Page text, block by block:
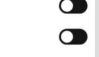
pravo obutev